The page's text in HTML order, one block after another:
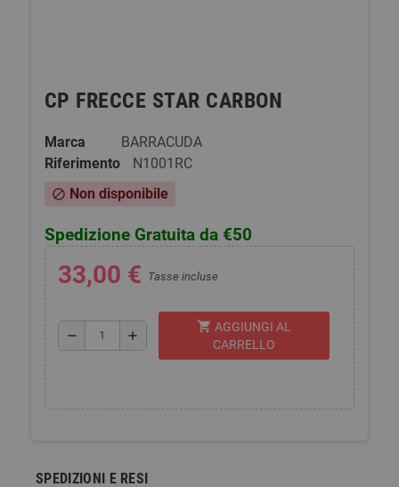
CP FRECCE STAR CARBON
Marca
BARRACUDA
Riferimento
N1001RC
block Non disponibile
Spedizione Gratuita da €50
33,00 € Tasse incluse
remove add
shopping_cart AGGIUNGI AL
CARRELLO
SPEDIZIONI E RESI